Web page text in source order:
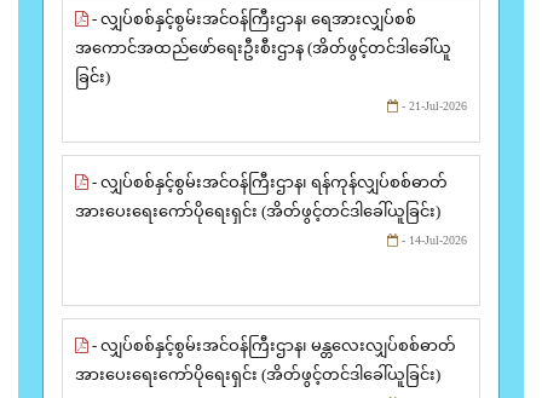
- လျှပ်စစ်နှင့်စွမ်းအင်ဝန်ကြီးဌာန၊ ရေအားလျှပ်စစ်
အကောင်အထည်ဖော်ရေးဦးစီးဌာန (အိတ်ဖွင့်တင်ဒါခေါ်ယူ
ခြင်း)
- 21-Jul-2026
- လျှပ်စစ်နှင့်စွမ်းအင်ဝန်ကြီးဌာန၊ ရန်ကုန်လျှပ်စစ်ဓာတ်
အားပေးရေးကော်ပိုရေးရှင်း (အိတ်ဖွင့်တင်ဒါခေါ်ယူခြင်း)
- 14-Jul-2026
- လျှပ်စစ်နှင့်စွမ်းအင်ဝန်ကြီးဌာန၊ မန္တလေးလျှပ်စစ်ဓာတ်
အားပေးရေးကော်ပိုရေးရှင်း (အိတ်ဖွင့်တင်ဒါခေါ်ယူခြင်း)